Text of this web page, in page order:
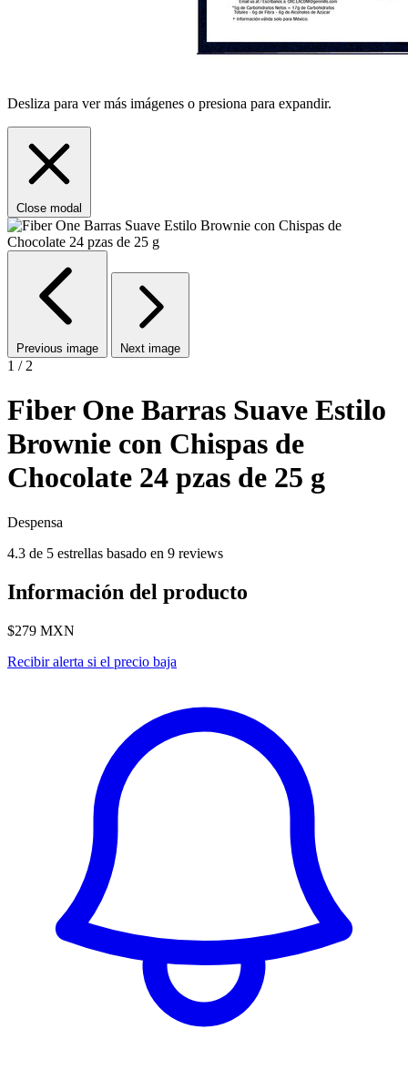
Desliza para ver más imágenes o presiona para expandir.
Close modal
Previous image Next image
1 / 2
Fiber One Barras Suave Estilo
Brownie con Chispas de
Chocolate 24 pzas de 25 g
Despensa
4.3 de 5 estrellas basado en 9 reviews
Información del producto
$279 MXN
Recibir alerta si el precio baja